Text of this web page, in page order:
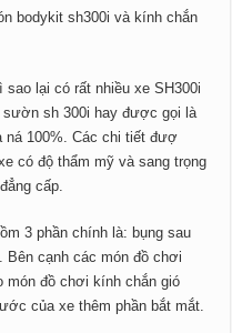
lại có rất nhiều xe SH300i
sh 300i hay được gọi là
ná 100%. Các chi tiết đượ
có độ thẩm mỹ và sang trọng
cấp.
3 phần chính là: bụng sau
Bên cạnh các món đồ chơi
món đồ chơi kính chắn gió
của xe thêm phần bắt mắt.